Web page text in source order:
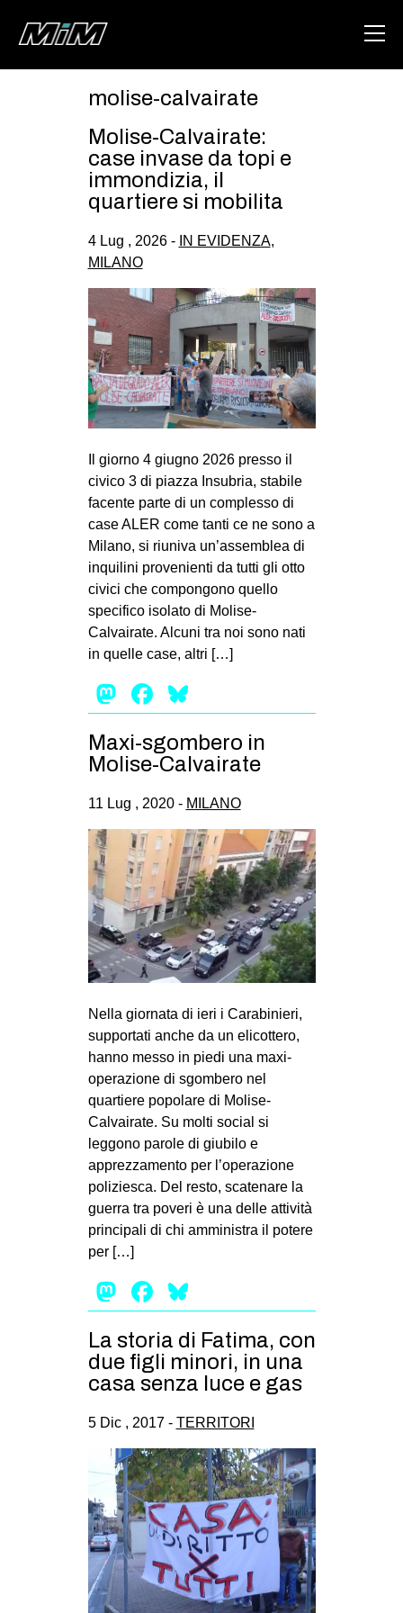
ABOUT
AREA
CSOA LAMBRETTA
STUDENTI TSUNAMI
ZAM
MILANO
SPAZI
SPORT POPOLARE
MOVIMENTI
AMBIENTE
ANTIFASCISMO
DIRITTO ALL’ABITARE
GENERI
MIGRAZIONI
REPRESSIONE
ARTE
CINEMA
MANIFESTI
MUSICA
RECENSIONI
INTERNAZIONALE
AFRICA
AMERICHE
ESTREMO ORIENTE
EUROPA
MEDIO ORIENTE
MONDO
EVENTI
Fb
tw
bsky
SEARCH
molise-calvairate
Molise-Calvairate:
case invase da topi e
immondizia, il
quartiere si mobilita
4 Lug , 2026 - IN EVIDENZA,
MILANO
Il giorno 4 giugno 2026 presso il
civico 3 di piazza Insubria, stabile
facente parte di un complesso di
case ALER come tanti ce ne sono a
Milano, si riuniva un’assemblea di
inquilini provenienti da tutti gli otto
civici che compongono quello
specifico isolato di Molise-
Calvairate. Alcuni tra noi sono nati
in quelle case, altri […]
Mastodon
Facebook
Maxi-sgombero in
Molise-Calvairate
11 Lug , 2020 - MILANO
Nella giornata di ieri i Carabinieri,
supportati anche da un elicottero,
hanno messo in piedi una maxi-
operazione di sgombero nel
quartiere popolare di Molise-
Calvairate. Su molti social si
leggono parole di giubilo e
apprezzamento per l’operazione
poliziesca. Del resto, scatenare la
guerra tra poveri è una delle attività
principali di chi amministra il potere
per […]
Mastodon
Facebook
La storia di Fatima, con
due figli minori, in una
casa senza luce e gas
5 Dic , 2017 - TERRITORI